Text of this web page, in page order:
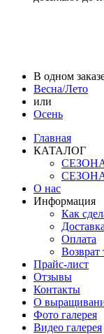
В одном
Весна/Лето
или
Осень
Главная
КАТАЛОГ
О нас
Информация
Как
Доставка
Оплата
Возврат
Прайс-лист
Отзывы
Контакты
О
Фото галерея
Видео галерея